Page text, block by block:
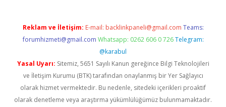
Reklam ve İletişim: E-mail: backlinkpaneli@gmail.com Teams:
forumhizmeti@gmail.com Whatsapp: 0262 606 0 726 Telegram:
@karabul
Yasal Uyarı: Sitemiz, 5651 Sayılı Kanun gereğince Bilgi Teknolojileri
ve İletişim Kurumu (BTK) tarafından onaylanmış bir Yer Sağlayıcı
olarak hizmet vermektedir. Bu nedenle, sitedeki içerikleri proaktif
olarak denetleme veya araştırma yükümlülüğümüz bulunmamaktadır.